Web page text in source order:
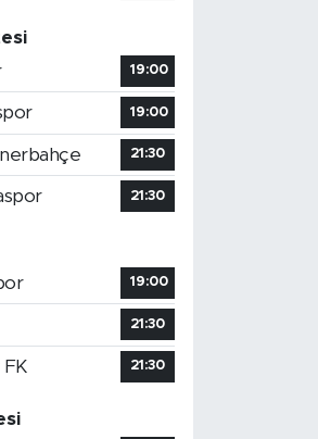
19:00
19:00
21:30
21:30
19:00
21:30
21:30